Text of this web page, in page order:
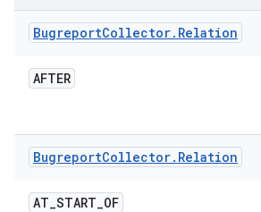
BugreportCollector. Relation
AFTER
BugreportCollector. Relation
AT_START_OF